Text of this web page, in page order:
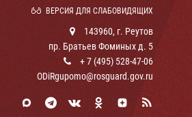
ВЕРСИЯ ДЛЯ СЛАБОВИДЯЩИХ
143960, г. Реутов
пр. Братьев Фоминых д. 5
+ 7 (495) 528-47-06
ODiRgupomo@rosguard.gov.ru